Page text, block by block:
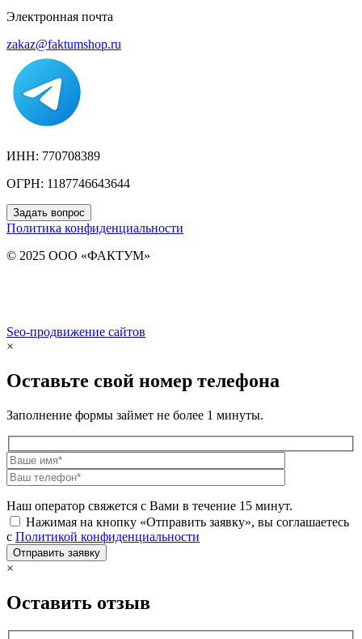
Электронная почта
zakaz@faktumshop.ru
ИНН: 770708389
ОГРН: 1187746643644
Задать вопрос
Политика конфиденциальности
© 2025 ООО «ФАКТУМ»
Seo-продвижение сайтов
×
Оставьте свой номер телефона
Заполнение формы займет не более 1 минуты.
Наш оператор свяжется с Вами в течение 15 минут.
Нажимая на кнопку «Отправить заявку», вы соглашаетесь
с Политикой конфиденциальности
×
Оставить отзыв